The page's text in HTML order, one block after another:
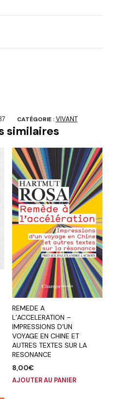
CATÉGORIE :VIVANT
similaires
REMEDE A
L’ACCELERATION –
IMPRESSIONS D’UN
VOYAGE EN CHINE ET
AUTRES TEXTES SUR LA
RESONANCE
8,00€
AJOUTER AU PANIER